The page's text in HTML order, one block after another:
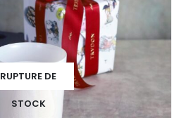
RUPTURE DE
STOCK